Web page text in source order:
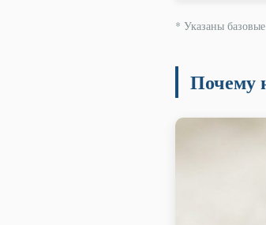
* Указаны
Почему